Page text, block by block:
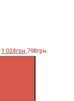
1 028грн. 798грн.